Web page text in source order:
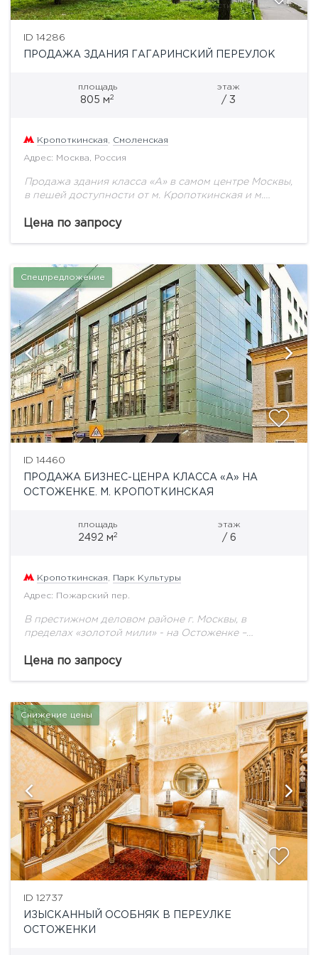
ID 14286
ПРОДАЖА ЗДАНИЯ ГАГАРИНСКИЙ ПЕРЕУЛОК
площадь
805 м2
этаж
/ 3
Кропоткинская Смоленская
Адрес: Москва, Россия
Продажа здания класса «А» в самом центре Москвы,
в пешей доступности от м. Кропоткинская и м.
ремонт. Общая площадь 805...
Цена по запросу
Спецпредложение
ID 14460
ПРОДАЖА БИЗНЕС-ЦЕНРА КЛАССА «А» НА
ОСТОЖЕНКЕ. М. КРОПОТКИНСКАЯ
площадь
2492 м2
этаж
/ 6
Кропоткинская Парк Культуры
Адрес: Пожарский пер.
В престижном деловом районе г. Москвы, в
пределах «золотой мили» - на Остоженке –
Ультрасовременный комплекс в стиле «хай-тек»
Цена по запросу
Снижение цены
ID 12737
ИЗЫСКАННЫЙ ОСОБНЯК В ПЕРЕУЛКЕ
ОСТОЖЕНКИ